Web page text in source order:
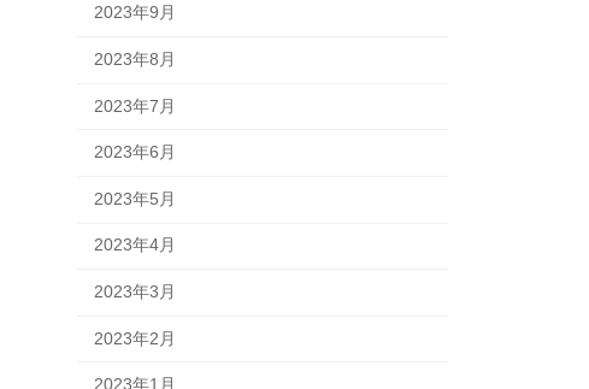
2023年9月
2023年8月
2023年7月
2023年6月
2023年5月
2023年4月
2023年3月
2023年2月
2023年1月